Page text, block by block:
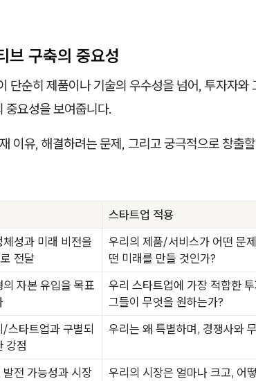
구축의 중요성
단순히 제품이나 기술의 우수성을 넘어, 투자자와
요성을 보여줍니다.
이유, 해결하려는 문제, 그리고 궁극적으로 창출
스타트업 적용
성과 미래 비전을
전달
우리의 제품/서비스가 어떤 문
떤 미래를 만들 것인가?
의 자본 유입을 목표
우리 스타트업에 가장 적합한
그들이 무엇을 원하는가?
/스타트업과 구별되
강점
우리는 왜 특별하며, 경쟁사와
발전 가능성과 시장
우리의 시장은 얼마나 크고, 어